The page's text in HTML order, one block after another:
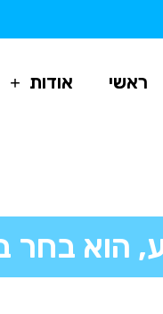
ראשי אודות
הוא בחר